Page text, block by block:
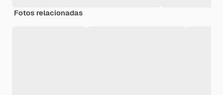
Fotos relacionadas